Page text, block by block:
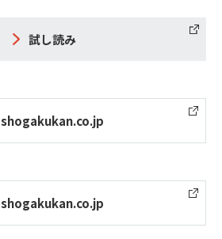
試し読み
shogakukan.co.jp
shogakukan.co.jp